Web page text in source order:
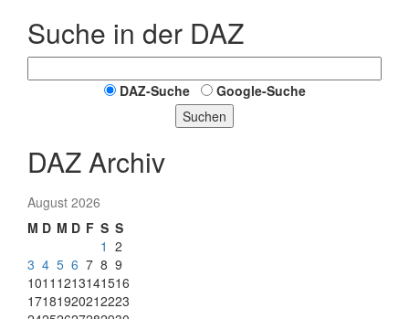
Suche in der DAZ
DAZ-Suche
Google-Suche
Suchen
DAZ Archiv
August 2026
M D M D F S S
1 2
3 4 5 6 7 8 9
1011 1213141516
17181920212223